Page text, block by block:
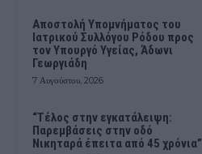
Αποστολή Υπομνήματος του
Ιατρικού Συλλόγου Ρόδου προς
τον Υπουργό Υγείας, Άδωνι
Γεωργιάδη
7 Αυγούστου, 2026
“Τέλος στην εγκατάλειψη:
Παρεμβάσεις στην οδό
Νικηταρά έπειτα από 45 χρόνια”